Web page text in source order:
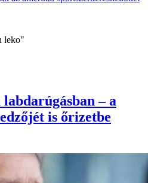
leko"
– a
is őrizetbe